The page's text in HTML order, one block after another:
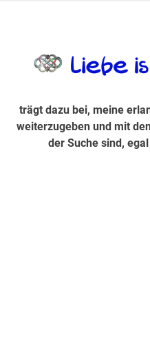
Suche sind,
trägt dazu bei, meine
weiterzugeben und mit
der Suche sind,